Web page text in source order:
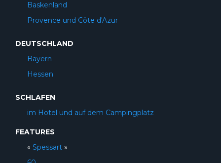
Baskenland
Provence und Côte d'Azur
DEUTSCHLAND
Bayern
Hessen
SCHLAFEN
im Hotel und auf dem Campingplatz
FEATURES
« Spessart »